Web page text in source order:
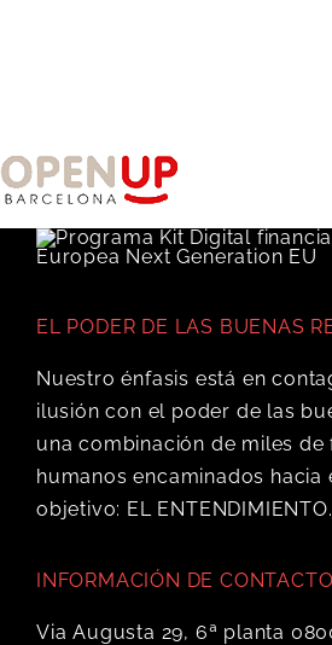
EL PODER DE LAS BUENAS
Nuestro énfasis está en
ilusión con el poder de las
una combinación de miles de
humanos encaminados hacia
objetivo: EL ENTENDIMIENTO.
INFORMACIÓN DE CONTACTO
Via Augusta 29, 6ª planta